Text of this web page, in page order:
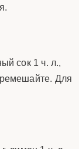
сок 1 ч. л.,
Для